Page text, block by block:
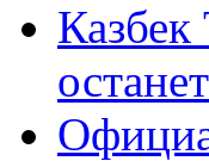
Казбек